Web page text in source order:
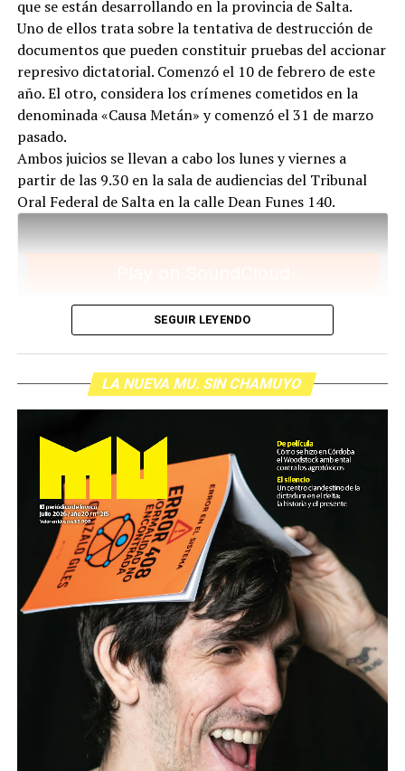
Para descargar los archivos:www.radiolavaca.org
El noticiero de los juicios es de reproducción libre y
gratuita para todas las emisoras que nos escriban a
infolavaca@yahoo.com.ar
que se están desarrollando en la provincia de Salta.
Uno de ellos trata sobre la tentativa de destrucción de
documentos que pueden constituir pruebas del accionar
represivo dictatorial. Comenzó el 10 de febrero de este
año. El otro, considera los crímenes cometidos en la
denominada «Causa Metán» y comenzó el 31 de marzo
pasado.
Ambos juicios se llevan a cabo los lunes y viernes a
partir de las 9.30 en la sala de audiencias del Tribunal
Oral Federal de Salta en la calle Dean Funes 140.
Para descargar los archivos:www.radiolavaca.org
gratuita para todas las emisoras que nos escriban a
infolavaca@yahoo.com.ar
SEGUIR LEYENDO
LA NUEVA MU. SIN CHAMUYO